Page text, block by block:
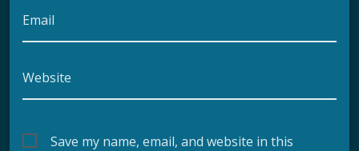
Email
Website
Save my name, email, and website in this